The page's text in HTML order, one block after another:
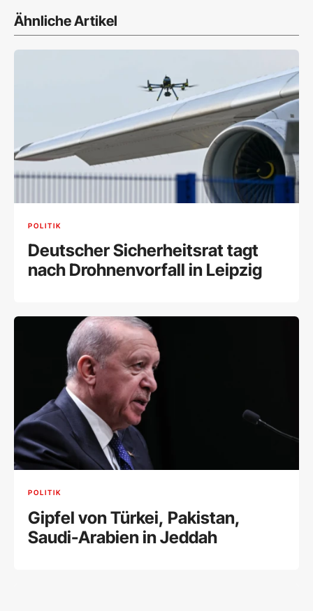
Ähnliche Artikel
POLITIK
Deutscher Sicherheitsrat tagt
nach Drohnenvorfall in Leipzig
POLITIK
Gipfel von Türkei, Pakistan,
Saudi-Arabien in Jeddah